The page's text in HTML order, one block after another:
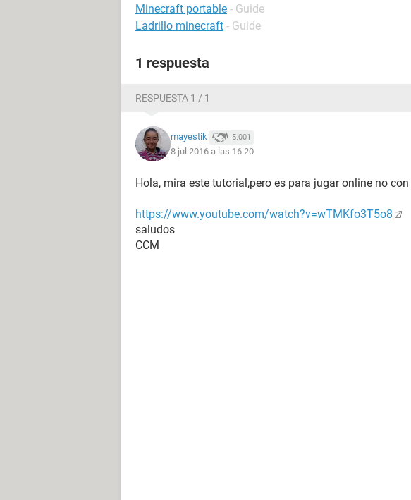
Minecraft portable - Guide
Ladrillo minecraft - Guide
1 respuesta
RESPUESTA 1 / 1
mayestik 5.001
8 jul 2016 a las 16:20
Hola, mira este tutorial,pero es para jugar online no
https://www.youtube.com/watch?v=wTMKfo3T5o8
saludos
CCM